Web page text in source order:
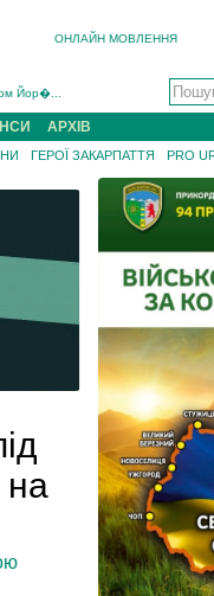
ОНЛАЙН МОВЛЕННЯ
Йор�...
�...
gree...
АРХІВ
ГЕРОЇ ЗАКАРПАТТЯ PRO
на